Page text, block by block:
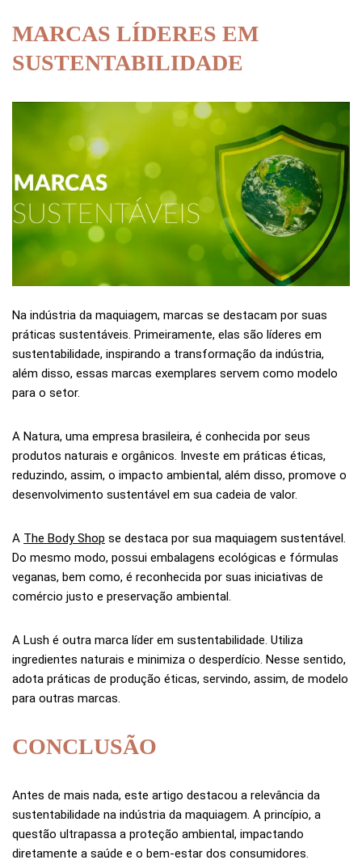
MARCAS LÍDERES EM
SUSTENTABILIDADE
Na indústria da maquiagem, marcas se destacam por suas
práticas sustentáveis. Primeiramente, elas são líderes em
sustentabilidade, inspirando a transformação da indústria,
além disso, essas marcas exemplares servem como modelo
para o setor.
A Natura, uma empresa brasileira, é conhecida por seus
produtos naturais e orgânicos. Investe em práticas éticas,
reduzindo, assim, o impacto ambiental, além disso, promove o
desenvolvimento sustentável em sua cadeia de valor.
A The Body Shop se destaca por sua maquiagem sustentável.
Do mesmo modo, possui embalagens ecológicas e fórmulas
veganas, bem como, é reconhecida por suas iniciativas de
comércio justo e preservação ambiental.
A Lush é outra marca líder em sustentabilidade. Utiliza
ingredientes naturais e minimiza o desperdício. Nesse sentido,
adota práticas de produção éticas, servindo, assim, de modelo
para outras marcas.
CONCLUSÃO
Antes de mais nada, este artigo destacou a relevância da
sustentabilidade na indústria da maquiagem. A princípio, a
questão ultrapassa a proteção ambiental, impactando
diretamente a saúde e o bem-estar dos consumidores.